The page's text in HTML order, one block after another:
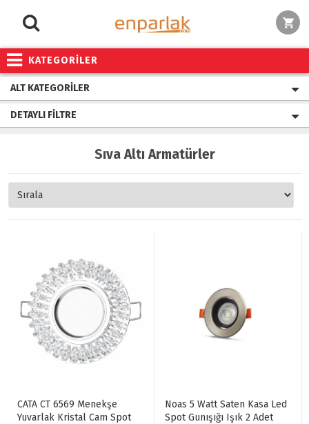
KATEGORİLER
ALT KATEGORILER
DETAYLI FILTRE
Sıva Altı Armatürler
CATA CT 6569 Menekşe
Yuvarlak Kristal Cam Spot
Noas 5 Watt Saten Kasa Led
Spot Gunışığı Işık 2 Adet